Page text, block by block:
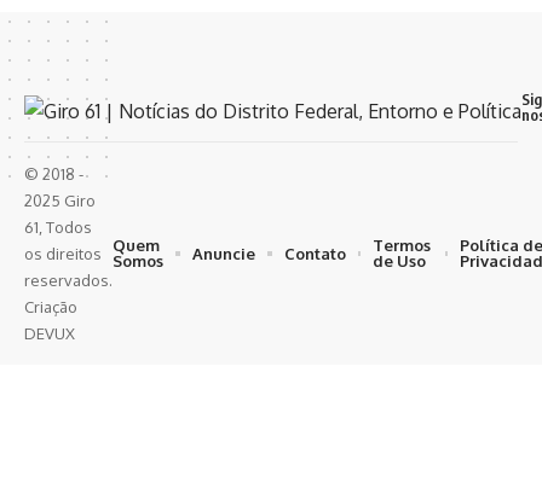
© 2018 -
2025 Giro
61, Todos
os direitos
reservados.
Criação
DEVUX
Quem
Somos
Anuncie Contato
Termos
de Uso
Política